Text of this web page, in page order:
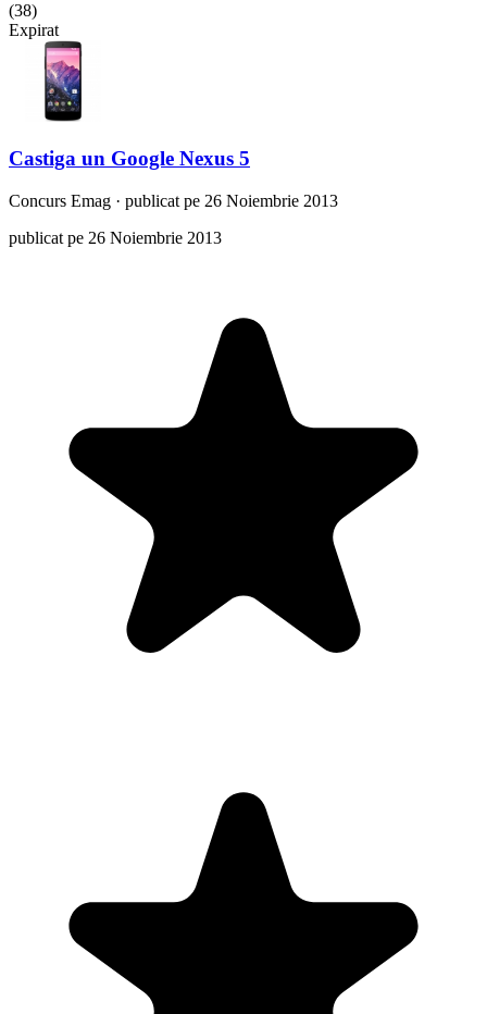
(38)
Expirat
Castiga un Google Nexus 5
Concurs Emag · publicat pe 26 Noiembrie 2013
publicat pe 26 Noiembrie 2013